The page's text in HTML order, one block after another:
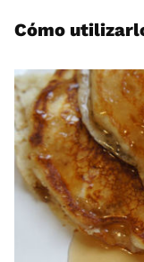
Cómo